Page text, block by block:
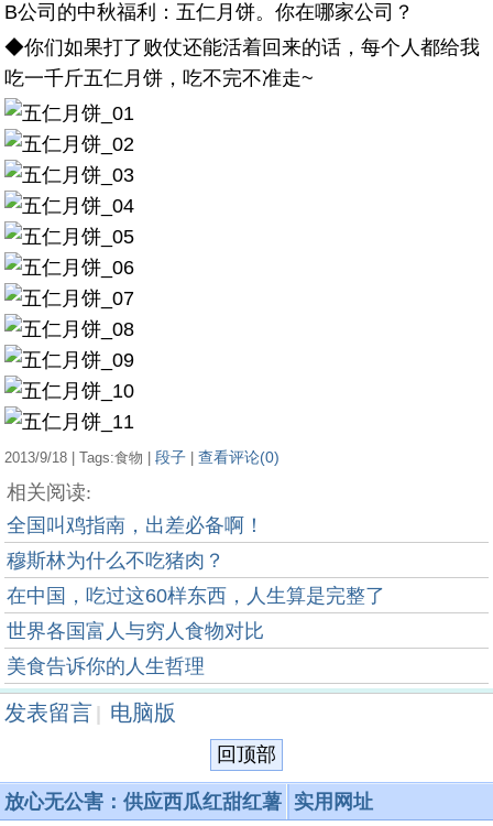
B公司的中秋福利：五仁月饼。你在哪家公司？
◆你们如果打了败仗还能活着回来的话，每个人都给我
吃一千斤五仁月饼，吃不完不准走~
2013/9/18 | Tags:食物 | 段子 查看评论(0)
相关阅读:
全国叫鸡指南，出差必备啊！
穆斯林为什么不吃猪肉？
在中国，吃过这60样东西，人生算是完整了
世界各国富人与穷人食物对比
美食告诉你的人生哲理
发表留言 电脑版
回顶部
放心无公害：供应西瓜红甜红薯 实用网址